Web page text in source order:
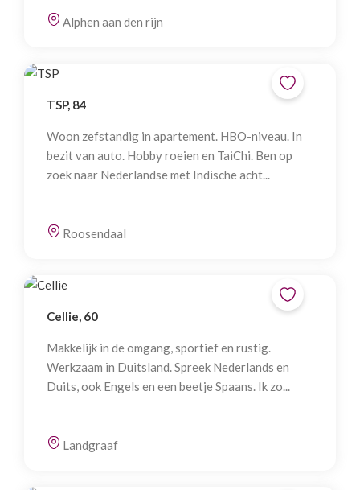
Alphen aan den rijn
TSP, 84
Woon zefstandig in apartement. HBO-niveau. In
bezit van auto. Hobby roeien en TaiChi. Ben op
zoek naar Nederlandse met Indische acht...
Roosendaal
Cellie, 60
Makkelijk in de omgang, sportief en rustig.
Werkzaam in Duitsland. Spreek Nederlands en
Duits, ook Engels en een beetje Spaans. Ik zo...
Landgraaf